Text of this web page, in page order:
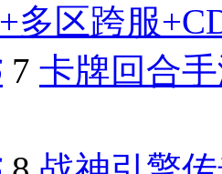
多区跨服
7 卡牌回合